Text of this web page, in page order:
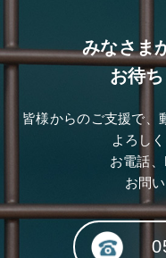
みなさま
お待
皆様からのご支援で、
よろし
お電話
お問